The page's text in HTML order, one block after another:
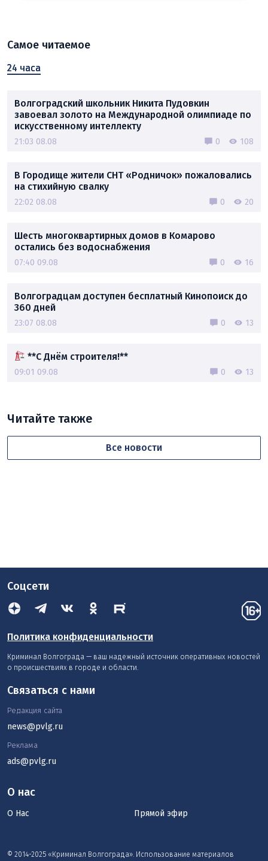
Самое читаемое
24 часа
Волгоградский школьник Никита Пудовкин
завоевал золото на Международной олимпиаде по
искусственному интеллекту
21:03 08.08 0 108
В Городище жители СНТ «Родничок» пожаловались
на стихийную свалку
22:02 08.08 0 20
Шесть многоквартирных домов в Комарово
остались без водоснабжения
07:40 09.08 0 16
Волгоградцам доступен бесплатный Кинопоиск до
360 дней
23:07 08.08 0 13
**С Днём строителя!**
09:01 09.08 0 13
Читайте также
Все новости
Соцсети
Политика конфиденциальности
Криминал Волгограда — ваш надежный источник оперативных новостей
о происшествиях в городе и области.
О нас
О Нас Прямой эфир
© 2014-2025 «Криминал Волгограда». Использование материалов
Связаться с нами
Редакция сайта
news@pvlg.ru
Реклама
ads@pvlg.ru